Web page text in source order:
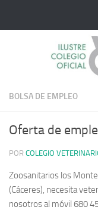
BOLSA DE EMPLEO
Oferta de
POR COLEGIO
Zoosanitarios los
(Cáceres), necesita
nosotros al móvil 680